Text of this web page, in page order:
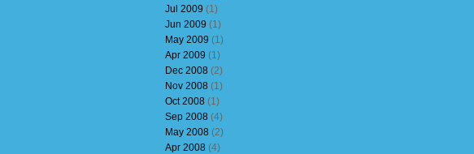
Jul 2009 (1)
Jun 2009 (1)
May 2009 (1)
Apr 2009 (1)
Dec 2008(2)
Nov 2008(1)
Oct 2008(1)
Sep 2008(4)
May 2008(2)
Apr 2008(4)